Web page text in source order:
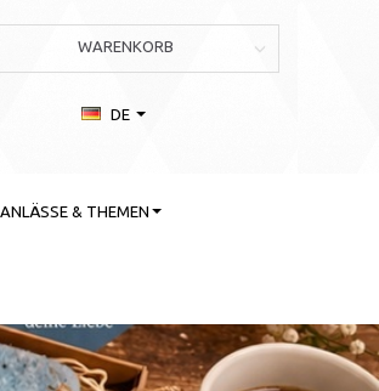
WARENKORB
DE
ANLÄSSE & THEMEN